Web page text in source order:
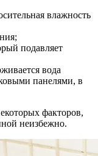
влажность
подавляет
вода
панелями, в
факторов,
неизбежно.